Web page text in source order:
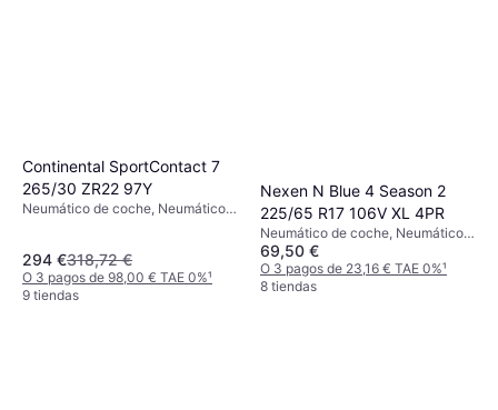
Continental SportContact 7
265/30 ZR22 97Y
Neumático de coche, Neumáticos
30 %, Índice de Velocidad Y (300
km/h)
294 €318,72 €
O 3 pagos de 98,00 € TAE 0%¹
9 tiendas
Nexen N Blue 4 Season 2
225/65 R17 106V XL 4PR
Neumático de coche, Neumáticos
para todas las estaciones, No,
Coche de Pasajeros, Perfil 65 %,
Índice de Velocidad H (210 km/h),
69,50 €
O 3 pagos de 23,16 € TAE 0%¹
8 tiendas